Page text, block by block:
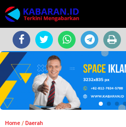
Home / Daerah